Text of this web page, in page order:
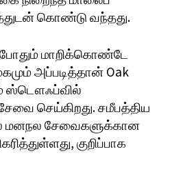
கொண்டு வந்தது.
மாறிக்கொண்டே
அப்படித்தான் Oak
ஸ்டௌஃப்வில்
செய்கிறது. சமீபத்திய
மனநல சேவைகளுக்கான
குறிப்பாக